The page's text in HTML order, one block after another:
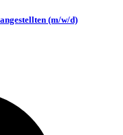
(m/w/d)